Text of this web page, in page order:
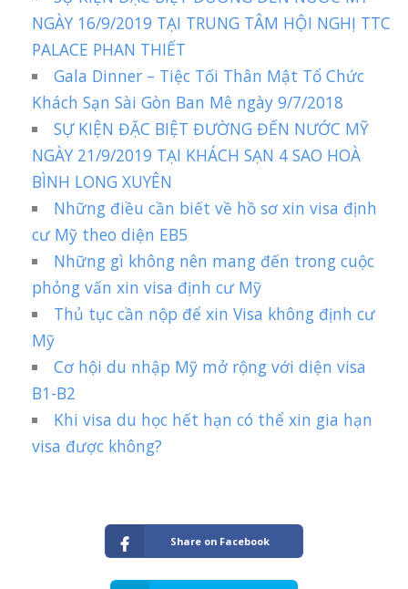
NGÀY 16/9/2019 TẠI TRUNG TÂM HỘI NGHỊ TTC
PALACE PHAN THIẾT
Gala Dinner – Tiệc Tối Thân Mật Tổ Chức
Khách Sạn Sài Gòn Ban Mê ngày 9/7/2018
SỰ KIỆN ĐẶC BIỆT ĐƯỜNG ĐẾN NƯỚC MỸ
NGÀY 21/9/2019 TẠI KHÁCH SẠN 4 SAO HOÀ
BÌNH LONG XUYÊN
Những điều cần biết về hồ sơ xin visa định
cư Mỹ theo diện EB5
Những gì không nên mang đến trong cuộc
phỏng vấn xin visa định cư Mỹ
Thủ tục cần nộp để xin Visa không định cư
Mỹ
Cơ hội du nhập Mỹ mở rộng với diện visa
B1-B2
Khi visa du học hết hạn có thể xin gia hạn
visa được không?
Share on Facebook